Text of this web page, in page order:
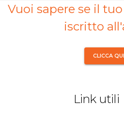
Vuoi sapere se il
iscritto
CLICCA QUI
Link utili